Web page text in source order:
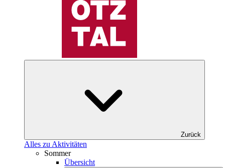
Zurück
Alles zu Aktivitäten
Sommer
Übersicht